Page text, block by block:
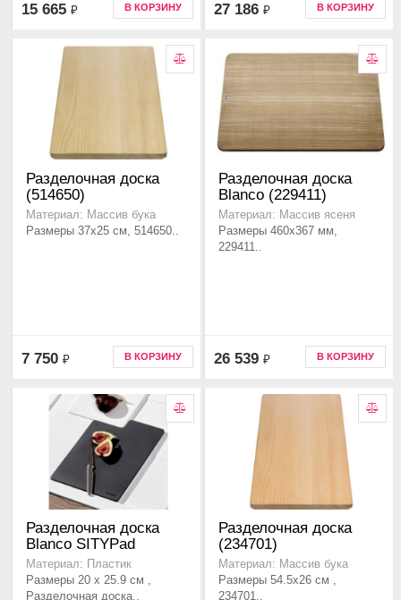
15 665 ₽ В КОРЗИНУ 27 186 ₽ В КОРЗИНУ
Разделочная доска
(514650)
Материал: Массив бука
Размеры 37x25 см, 514650..
7 750 ₽ В КОРЗИНУ
Разделочная доска
Blanco (229411)
Материал: Массив ясеня
Размеры 460x367 мм,
229411..
26 539 ₽ В КОРЗИНУ
Разделочная доска
Blanco SITYPad
Материал: Пластик
Размеры 20 x 25.9 см ,
Разделочная доска..
Разделочная доска
(234701)
Материал: Массив бука
Размеры 54.5x26 см ,
234701..